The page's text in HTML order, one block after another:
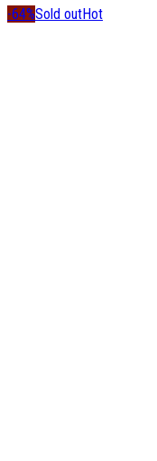
-64%Sold outHot